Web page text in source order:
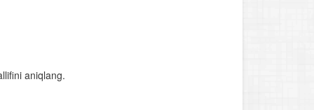
aniqlang.